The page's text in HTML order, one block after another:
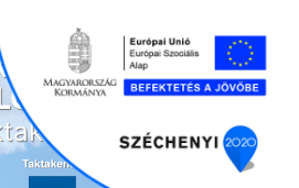
KÖZSÉG
HONLAPJA